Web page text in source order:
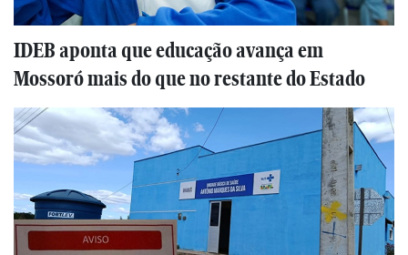
IDEB aponta que educação avança em
Mossoró mais do que no restante do Estado